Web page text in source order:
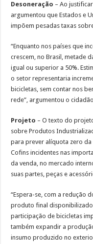
Desoneração – Ao
argumentou que Estados e
impõem pesadas taxas
“Enquanto nos países que
crescem, no Brasil, metade
igual ou superior a 50%.
o setor representaria
bicicletas, sem contar nos
rede”, argumentou o
Projeto – O texto do
sobre Produtos
para prever alíquota zero
Cofins incidentes nas
da venda, no mercado
suas partes, peças e
“Espera-se, com a redução
produto final
participação de bicicletas
também expandir a
insumo produzido no